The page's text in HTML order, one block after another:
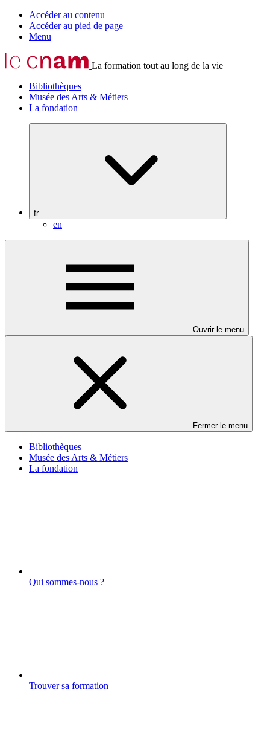
Accéder au contenu
Accéder au pied de page
Menu
La formation tout au long de la vie
Bibliothèques
Musée des Arts & Métiers
La fondation
fr
en
Ouvrir le menu
Fermer le menu
Bibliothèques
Musée des Arts & Métiers
La fondation
Qui sommes-nous ?
Trouver sa formation